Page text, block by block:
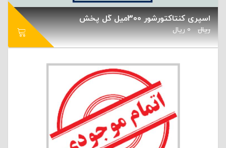
اسپری کنتاکتورشور 300میل گل پخش
ریال 0 ریال